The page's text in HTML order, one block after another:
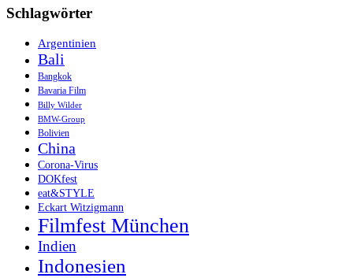
Schlagwörter
Argentinien
Bali
Bangkok
Bavaria Film
Billy Wilder
BMW-Group
Bolivien
China
Corona-Virus
DOKfest
eat&STYLE
Eckart Witzigmann
Filmfest München
Indien
Indonesien